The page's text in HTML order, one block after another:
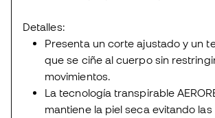
Detalles:
Presenta un corte ajustado y un
que se ciñe al cuerpo sin
movimientos.
La tecnología transpirable
mantiene la piel seca evitando las